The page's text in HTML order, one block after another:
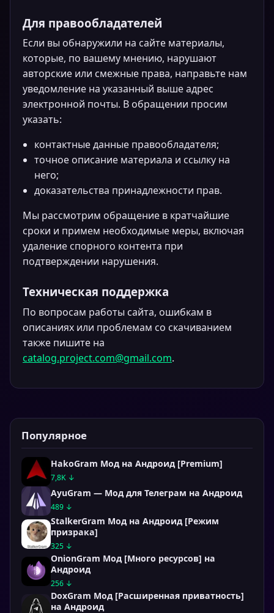
Для правообладателей
Если вы обнаружили на сайте материалы,
которые, по вашему мнению, нарушают
авторские или смежные права, направьте нам
уведомление на указанный выше адрес
электронной почты. В обращении просим
указать:
контактные данные правообладателя;
точное описание материала и ссылку на
него;
доказательства принадлежности прав.
Мы рассмотрим обращение в кратчайшие
сроки и примем необходимые меры, включая
удаление спорного контента при
подтверждении нарушения.
Техническая поддержка
По вопросам работы сайта, ошибкам в
описаниях или проблемам со скачиванием
также пишите на
catalog.project.com@gmail.com.
Популярное
HakoGram Мод на Андроид [Premium]
7,8K ↓
AyuGram — Мод для Телеграм на Андроид
489 ↓
StalkerGram Мод на Андроид [Режим
призрака]
325 ↓
OnionGram Мод [Много ресурсов] на
Андроид
256 ↓
DoxGram Мод [Расширенная приватность]
на Андроид